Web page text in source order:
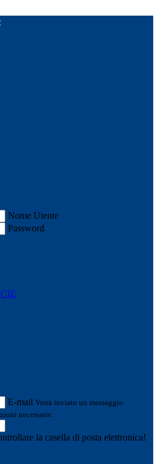
Nome Utente
Password
E-mail Verrà inviato un messaggio
necessarie.
la casella di posta elettronica!